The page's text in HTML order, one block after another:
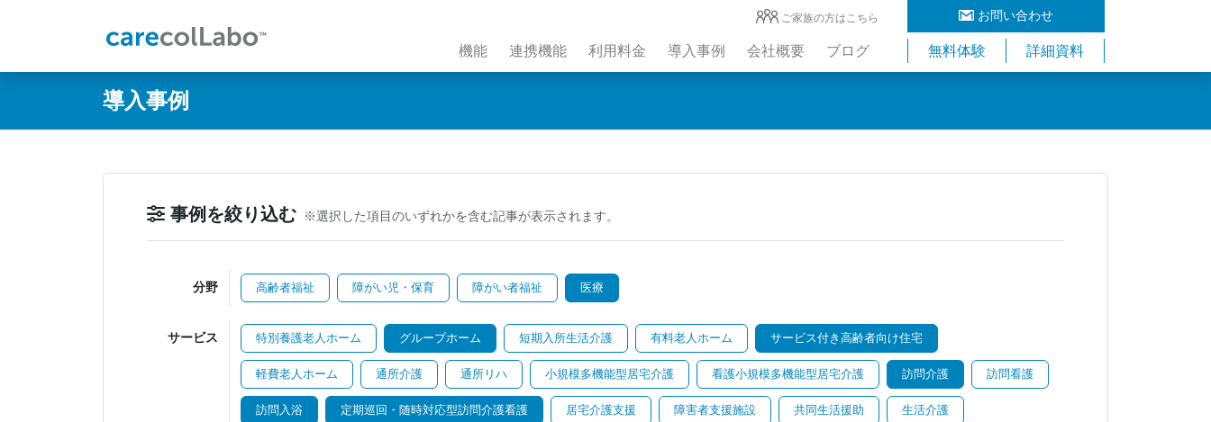
お問い合わせ
ご家族の方はこちら
機能 連携機能 利用料金 導入事例 会社概要 ブログ 無料体験 詳細資料
導入事例
事例を絞り込む ※選択した項目のいずれかを含む記事が表示されます。
分野 高齢者福祉 障がい児・保育 障がい者福祉 医療
サービス 特別養護老人ホーム グループホーム 短期入所生活介護 有料老人ホーム サービス付き高齢者向け住宅
軽費老人ホーム 通所介護 通所リハ 小規模多機能型居宅介護 看護小規模多機能型居宅介護 訪問介護 訪問看護
訪問入浴 定期巡回・随時対応型訪問介護看護 居宅介護支援 障害者支援施設 共同生活援助 生活介護